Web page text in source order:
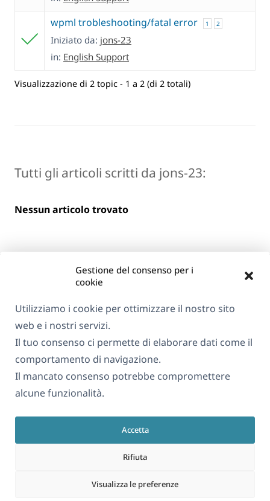
Gestione del consenso per i
cookie
Utilizziamo i cookie per ottimizzare il nostro sito
web e i nostri servizi.
Il tuo consenso ci permette di elaborare dati come il
comportamento di navigazione.
Il mancato consenso potrebbe compromettere
alcune funzionalità.
Accetta
Rifiuta
Visualizza le preferenze
wpml trobleshooting/fatal error 1 2
Iniziato da: jons-23
in: English Support
Visualizzazione di 2 topic - 1 a 2 (di 2 totali)
Tutti gli articoli scritti da jons-23:
Nessun articolo trovato
Italiano
GDPR e Informativa sulla Privacy
Unisciti al nostro team(si
nuova
apre
in
una
nuova
apre
in
una
nuova
apre
una